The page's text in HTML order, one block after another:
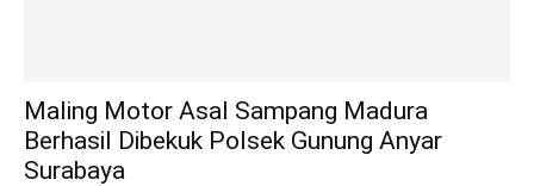
Maling Motor Asal Sampang Madura
Berhasil Dibekuk Polsek Gunung Anyar
Surabaya